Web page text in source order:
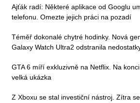
Ajťák radí: Některé aplikace od Googlu
telefonu. Omezte jejich práci na pozadí
Téměř dokonalé chytré hodinky. Nová
Galaxy Watch Ultra2 odstranila
GTA 6 míří exkluzivně na Netflix. Na
velká ukázka
Z Xboxu se stal investiční nástroj. Zítra